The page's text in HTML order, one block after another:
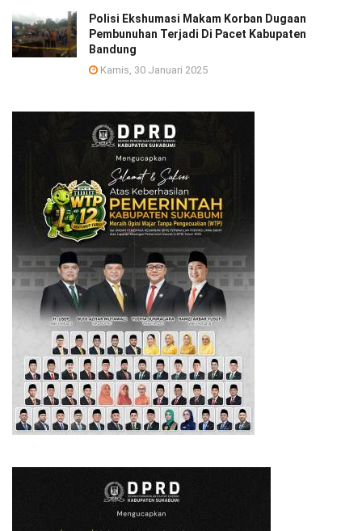
Polisi Ekshumasi Makam Korban Dugaan
Pembunuhan Terjadi Di Pacet Kabupaten
Bandung
Kamis, 30 Januari 2025